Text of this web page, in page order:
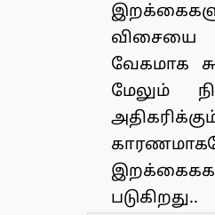
விசையை
வேகமாக
மேலும்
படுகிறது..